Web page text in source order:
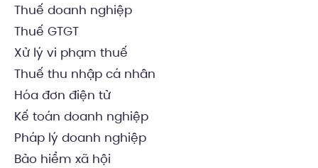
Thuế doanh nghiệp
Thuế GTGT
Xử lý vi phạm thuế
Thuế thu nhập cá nhân
Hóa đơn điện tử
Kế toán doanh nghiệp
Pháp lý doanh nghiệp
Bảo hiểm xã hội